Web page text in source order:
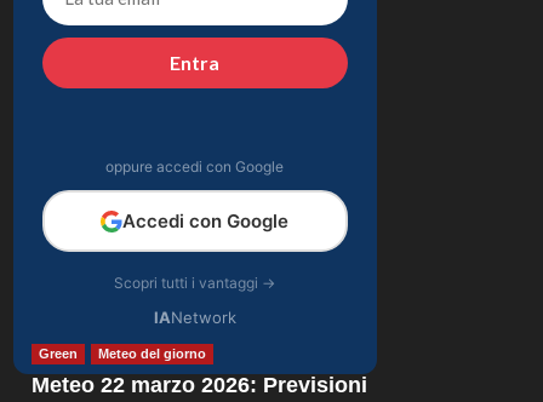
4
dopo il falò con
Giovanni: verità
inaspettate svelate.
unico e la sua
bellezza.
Entra
oppure accedi con Google
Accedi con Google
Scopri tutti i vantaggi →
IANetwork
Green Meteo del giorno
Meteo 22 marzo 2026: Previsioni